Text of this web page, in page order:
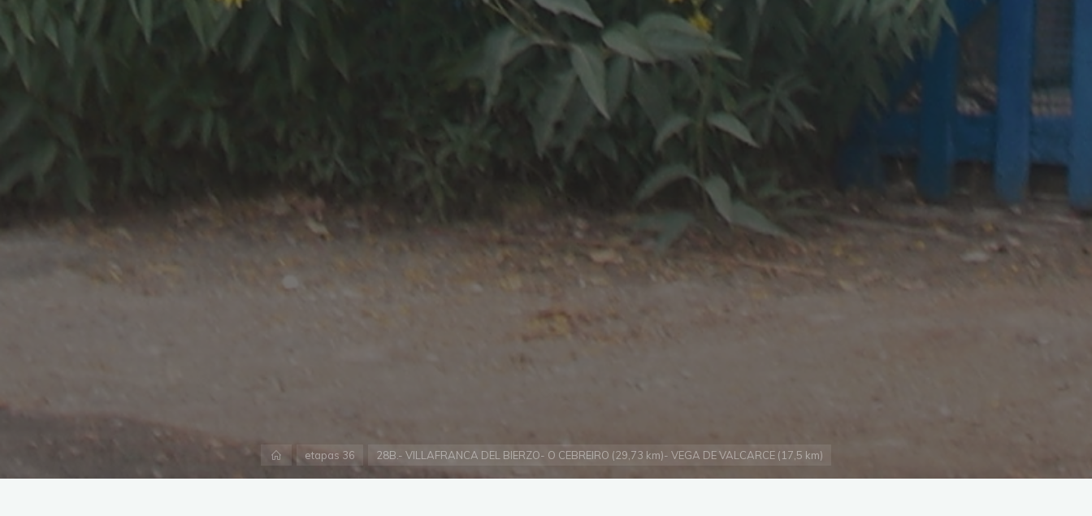
Inicioetapas 36 28B.- VILLAFRANCA DEL BIERZO- O CEBREIRO (29,73 km)- VEGA DE VALCARCE (17,5 km)